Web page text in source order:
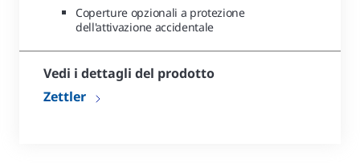
Coperture opzionali a protezione
dell'attivazione accidentale
Vedi i dettagli del prodotto
Zettler